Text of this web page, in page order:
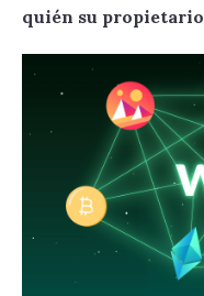
quién su propietario